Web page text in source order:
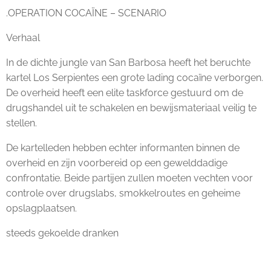
.OPERATION COCAÏNE – SCENARIO
Verhaal
In de dichte jungle van San Barbosa heeft het beruchte
kartel Los Serpientes een grote lading cocaïne verborgen.
De overheid heeft een elite taskforce gestuurd om de
drugshandel uit te schakelen en bewijsmateriaal veilig te
stellen.
De kartelleden hebben echter informanten binnen de
overheid en zijn voorbereid op een gewelddadige
confrontatie. Beide partijen zullen moeten vechten voor
controle over drugslabs, smokkelroutes en geheime
opslagplaatsen.
steeds gekoelde dranken